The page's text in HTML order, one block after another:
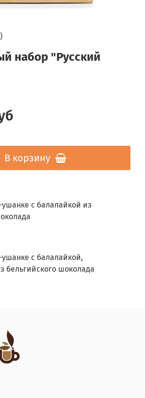
набор "Русский
В корзину
с балалайкой из
с балалайкой,
бельгийского шоколада